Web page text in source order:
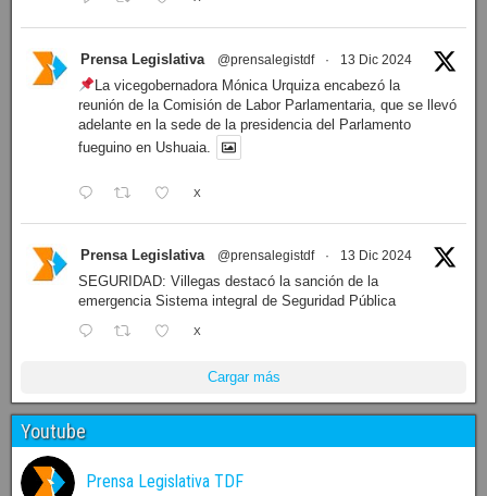
Prensa Legislativa @prensalegistdf · 13 Dic 2024
La vicegobernadora Mónica Urquiza encabezó la
reunión de la Comisión de Labor Parlamentaria, que se llevó
adelante en la sede de la presidencia del Parlamento
fueguino en Ushuaia.
X
Prensa Legislativa @prensalegistdf · 13 Dic 2024
SEGURIDAD: Villegas destacó la sanción de la
emergencia Sistema integral de Seguridad Pública
X
Cargar más
Youtube
Prensa Legislativa TDF